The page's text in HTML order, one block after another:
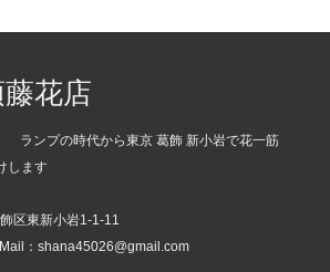
花店
ランプの時代から東京 葛飾 新小岩で花一筋
します
区東新小岩1-1-11
：shana45026@gmail.com